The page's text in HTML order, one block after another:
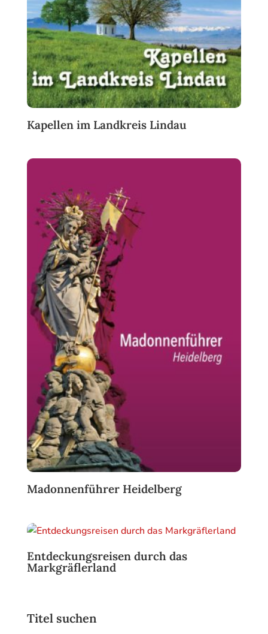
Kapellen im Landkreis Lindau
Madonnenführer Heidelberg
Entdeckungsreisen durch das
Markgräflerland
Titel suchen